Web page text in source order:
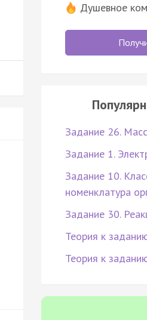
Душевное
Задание 26.
Задание 1.
Задание 10.
номенклатура
Задание 30.
Теория к
Теория к